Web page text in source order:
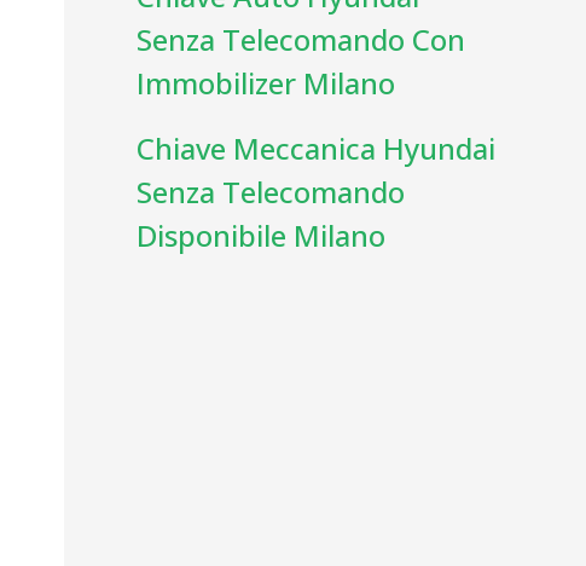
Senza Telecomando Con
Immobilizer Milano
Chiave Meccanica Hyundai
Senza Telecomando
Disponibile Milano